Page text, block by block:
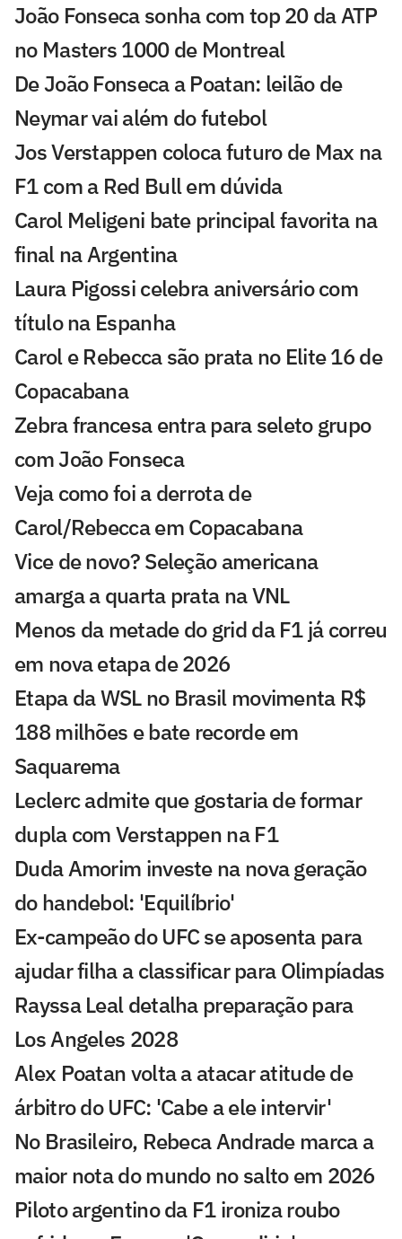
João Fonseca sonha com top 20 da ATP
no Masters 1000 de Montreal
De João Fonseca a Poatan: leilão de
Neymar vai além do futebol
Jos Verstappen coloca futuro de Max na
F1 com a Red Bull em dúvida
Carol Meligeni bate principal favorita na
final na Argentina
Laura Pigossi celebra aniversário com
título na Espanha
Carol e Rebecca são prata no Elite 16 de
Copacabana
Zebra francesa entra para seleto grupo
com João Fonseca
Veja como foi a derrota de
Carol/Rebecca em Copacabana
Vice de novo? Seleção americana
amarga a quarta prata na VNL
Menos da metade do grid da F1 já correu
em nova etapa de 2026
Etapa da WSL no Brasil movimenta R$
188 milhões e bate recorde em
Saquarema
Leclerc admite que gostaria de formar
dupla com Verstappen na F1
Duda Amorim investe na nova geração
do handebol: 'Equilíbrio'
Ex-campeão do UFC se aposenta para
ajudar filha a classificar para Olimpíadas
Rayssa Leal detalha preparação para
Los Angeles 2028
Alex Poatan volta a atacar atitude de
árbitro do UFC: 'Cabe a ele intervir'
No Brasileiro, Rebeca Andrade marca a
maior nota do mundo no salto em 2026
Piloto argentino da F1 ironiza roubo